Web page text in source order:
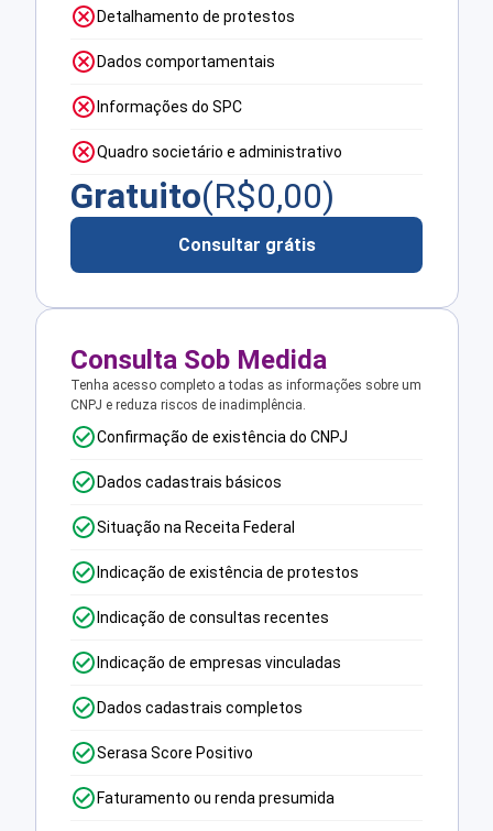
Detalhamento de protestos
Dados comportamentais
Informações do SPC
Quadro societário e administrativo
Gratuito(R$0,00)
Consultar grátis
Consulta Sob Medida
Tenha acesso completo a todas as informações sobre um
CNPJ e reduza riscos de inadimplência.
Confirmação de existência do CNPJ
Dados cadastrais básicos
Situação na Receita Federal
Indicação de existência de protestos
Indicação de consultas recentes
Indicação de empresas vinculadas
Dados cadastrais completos
Serasa Score Positivo
Faturamento ou renda presumida